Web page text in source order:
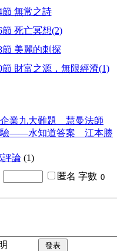
節 無常之詩
節 死亡冥想(2)
節 美麗的刺探
節 財富之源，無限經濟(1)
業九大難題 慧曼法師
驗——水知道答案 江本勝
評論 (1)
匿名 字數
發表